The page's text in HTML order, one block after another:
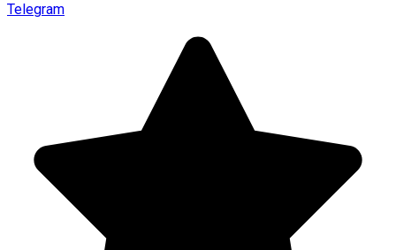
Telegram